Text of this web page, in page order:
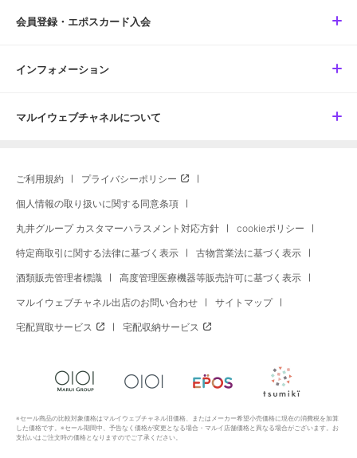
会員登録・エポスカード入会
インフォメーション
マルイウェブチャネルについて
ご利用規約 プライバシーポリシー
個人情報の取り扱いに関する同意条項
丸井グループ カスタマーハラスメント対応方針 cookieポリシー
特定商取引に関する法律に基づく表示 古物営業法に基づく表示
酒類販売管理者標識 高度管理医療機器等販売許可に基づく表示
マルイウェブチャネル出店のお問い合わせ サイトマップ
宅配買取サービス 宅配収納サービス
※セール商品の比較対象価格はマルイウェブチャネル旧価格、またはメーカー希望小売価格に現在の消費税を加算
した価格です。※セール期間中、予告なく価格が変更となる場合・マルイ店舗価格と異なる場合がございます。お
支払いはご注文時の価格となりますのでご了承ください。